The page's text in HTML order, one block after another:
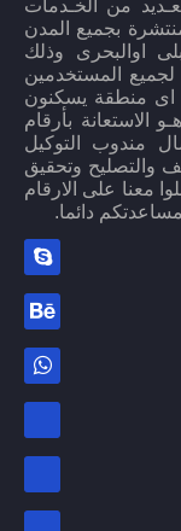
من الخـدمات
بجميع المدن
اوالبحرى وذلك
المستخدمين
اى منطقة يسكنون
الاستعانة بأرقام
مندوب التوكيل
والتصليح وتحقيق
معنا على الارقام
دائما.